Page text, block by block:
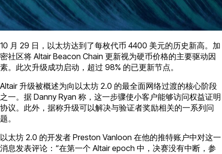
10 月 29 日，以太坊达到了每枚代币 4400 美元的历史新高。加
密社区将 Altair Beacon Chain 更新视为硬币价格的主要驱动因
素。此次升级成功启动，超过 98% 的已更新节点。
Altair 升级被概述为向以太坊 2.0 的最全面网络过渡的核心阶段
之一。据 Danny Ryan 称，这一步骤使小客户能够访问权益证明
协议。此外，据称升级可以解决与验证者奖励相关的一系列问
题。
以太坊 2.0 的开发者 Preston Vanloon 在他的推特账户中对这一
消息发表评论：“在第一个 Altair epoch 中，决赛没有中断，参